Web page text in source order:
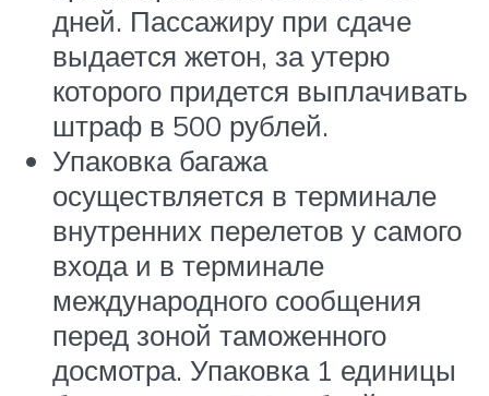
дней. Пассажиру при сдаче
выдается жетон, за утерю
которого придется выплачивать
штраф в 500 рублей.
Упаковка багажа
осуществляется в терминале
внутренних перелетов у самого
входа и в терминале
международного сообщения
перед зоной таможенного
досмотра. Упаковка 1 единицы